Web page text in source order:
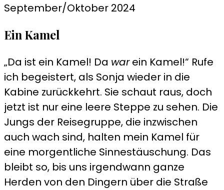
dem
Turkmenbashi
September/Oktober 2024
Ein Kamel
„Da ist ein Kamel! Da warein Kamel!“ Rufe
ich begeistert, als Sonja wieder in die
Kabine zurückkehrt. Sie schaut raus, doch
jetzt ist nur eine leere Steppe zu sehen. Die
Jungs der Reisegruppe, die inzwischen
auch wach sind, halten mein Kamel für
eine morgentliche Sinnestäuschung. Das
bleibt so, bis uns irgendwann ganze
Herden von den Dingern über die Straße